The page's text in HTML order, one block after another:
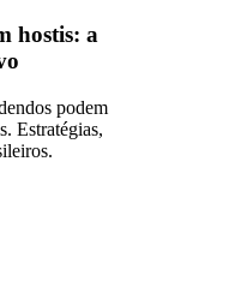
hostis: a
podem
Estratégias,